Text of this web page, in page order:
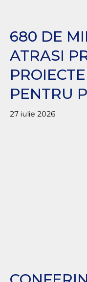
680 DE
ATRASI
PENTRU
27 iulie 2026